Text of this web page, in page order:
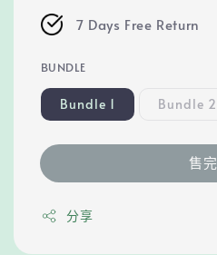
7 Days Free Return
BUNDLE
Bundle 1 Bundle 2
售完
分享